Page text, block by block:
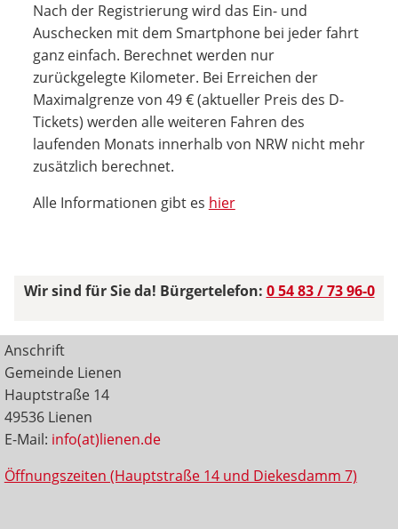
Nach der Registrierung wird das Ein- und
Auschecken mit dem Smartphone bei jeder fahrt
ganz einfach. Berechnet werden nur
zurückgelegte Kilometer. Bei Erreichen der
Maximalgrenze von 49 € (aktueller Preis des D-
Tickets) werden alle weiteren Fahren des
laufenden Monats innerhalb von NRW nicht mehr
zusätzlich berechnet.
Alle Informationen gibt es hier
Wir sind für Sie da! Bürgertelefon: 0 54 83 / 73 96-0
Anschrift
Gemeinde Lienen
Hauptstraße 14
49536 Lienen
E-Mail: info(at)lienen.de
Öffnungszeiten (Hauptstraße 14 und Diekesdamm 7)